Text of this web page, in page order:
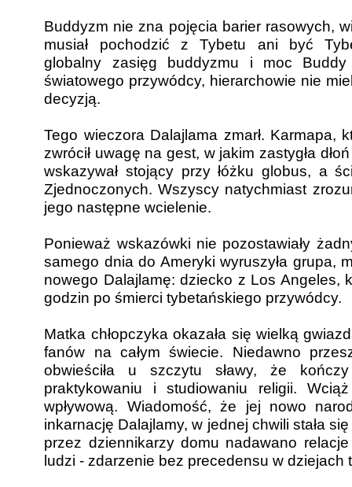
Buddyzm nie zna pojęcia barier rasowych,
musiał pochodzić z Tybetu ani być
globalny zasięg buddyzmu i moc
światowego przywódcy, hierarchowie nie
decyzją.
Tego wieczora Dalajlama zmarł. Karmapa,
zwrócił uwagę na gest, w jakim zastygła
wskazywał stojący przy łóżku globus, a
Zjednoczonych. Wszyscy natychmiast
jego następne wcielenie.
Ponieważ wskazówki nie pozostawiały
samego dnia do Ameryki wyruszyła grupa,
nowego Dalajlamę: dziecko z Los Angeles,
godzin po śmierci tybetańskiego przywódcy.
Matka chłopczyka okazała się wielką
fanów na całym świecie. Niedawno
obwieściła u szczytu sławy, że
praktykowaniu i studiowaniu religii.
wpływową. Wiadomość, że jej nowo
inkarnację Dalajlamy, w jednej chwili stała
przez dziennikarzy domu nadawano
ludzi - zdarzenie bez precedensu w dziejach